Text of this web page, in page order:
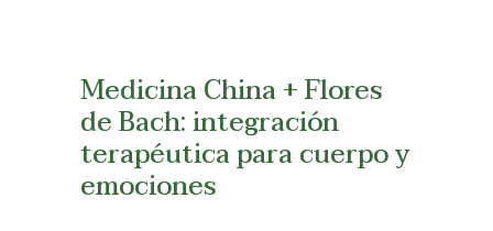
Medicina China + Flores
de Bach: integración
terapéutica para cuerpo y
emociones